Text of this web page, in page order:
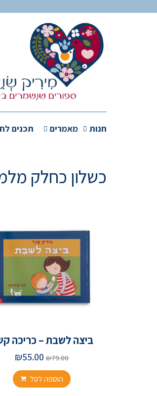
חנות מאמרים תכנים
כשלון כחלק
ביצה לשבת – כריכה
₪79.00
₪55.00
הוספה לסל